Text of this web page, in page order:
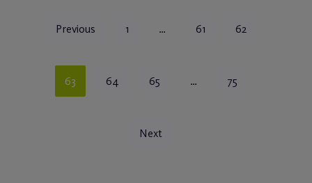
Previous 1 … 61 62
63 64 65 … 75
Next